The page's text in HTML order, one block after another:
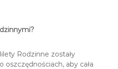
Rodzinne zostały
aby cała